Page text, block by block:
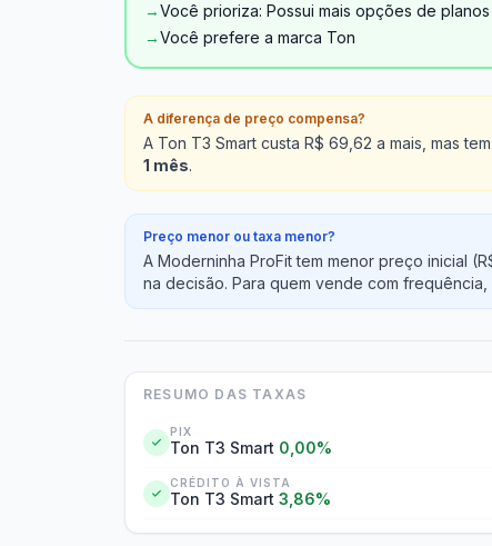
→Você prioriza: Possui mais opções de
→Você prefere a marca Ton
A diferença de preço compensa?
A Ton T3 Smart custa R$ 69,62 a mais, mas
1 mês.
Preço menor ou taxa menor?
A Moderninha ProFit tem menor preço inicial
na decisão. Para quem vende com
RESUMO DAS TAXAS
PIX
Ton T3 Smart 0,00%
CRÉDITO À VISTA
Ton T3 Smart 3,86%